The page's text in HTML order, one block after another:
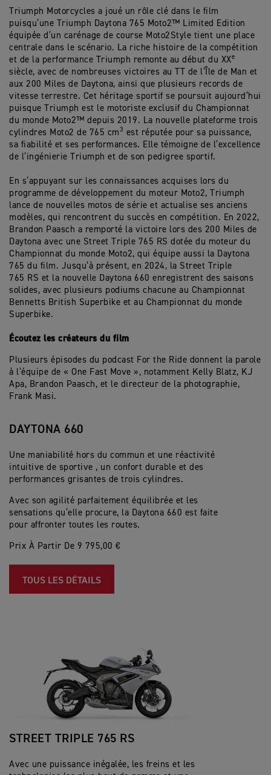
Triumph Motorcycles a joué un rôle clé dans le film
puisqu’une Triumph Daytona 765 Moto2™ Limited Edition
équipée d’un carénage de course Moto2Style tient une place
centrale dans le scénario. La riche histoire de la compétition
et de la performance Triumph remonte au début du XXe
siècle, avec de nombreuses victoires au TT de l’Île de Man et
aux 200 Miles de Daytona, ainsi que plusieurs records de
vitesse terrestre. Cet héritage sportif se poursuit aujourd’hui
puisque Triumph est le motoriste exclusif du Championnat
du monde Moto2™ depuis 2019. La nouvelle plateforme trois
cylindres Moto2 de 765 cm3 est réputée pour sa puissance,
sa fiabilité et ses performances. Elle témoigne de l’excellence
de l’ingénierie Triumph et de son pedigree sportif.
En s’appuyant sur les connaissances acquises lors du
programme de développement du moteur Moto2, Triumph
lance de nouvelles motos de série et actualise ses anciens
modèles, qui rencontrent du succès en compétition. En 2022,
Brandon Paasch a remporté la victoire lors des 200 Miles de
Daytona avec une Street Triple 765 RS dotée du moteur du
Championnat du monde Moto2, qui équipe aussi la Daytona
765 du film. Jusqu’à présent, en 2024, la Street Triple
765 RS et la nouvelle Daytona 660 enregistrent des saisons
solides, avec plusieurs podiums chacune au Championnat
Bennetts British Superbike et au Championnat du monde
Superbike.
Écoutez les créateurs du film
Plusieurs épisodes du podcast For the Ride donnent la parole
à l’équipe de « One Fast Move », notamment Kelly Blatz, KJ
Apa, Brandon Paasch, et le directeur de la photographie,
Frank Masi.
DAYTONA 660
Une maniabilité hors du commun et une réactivité
intuitive de sportive , un confort durable et des
performances grisantes de trois cylindres.
Avec son agilité parfaitement équilibrée et les
sensations qu’elle procure, la Daytona 660 est faite
pour affronter toutes les routes.
Prix À Partir De 9 795,00 €
TOUS LES DÉTAILS
STREET TRIPLE 765 RS
Avec une puissance inégalée, les freins et les